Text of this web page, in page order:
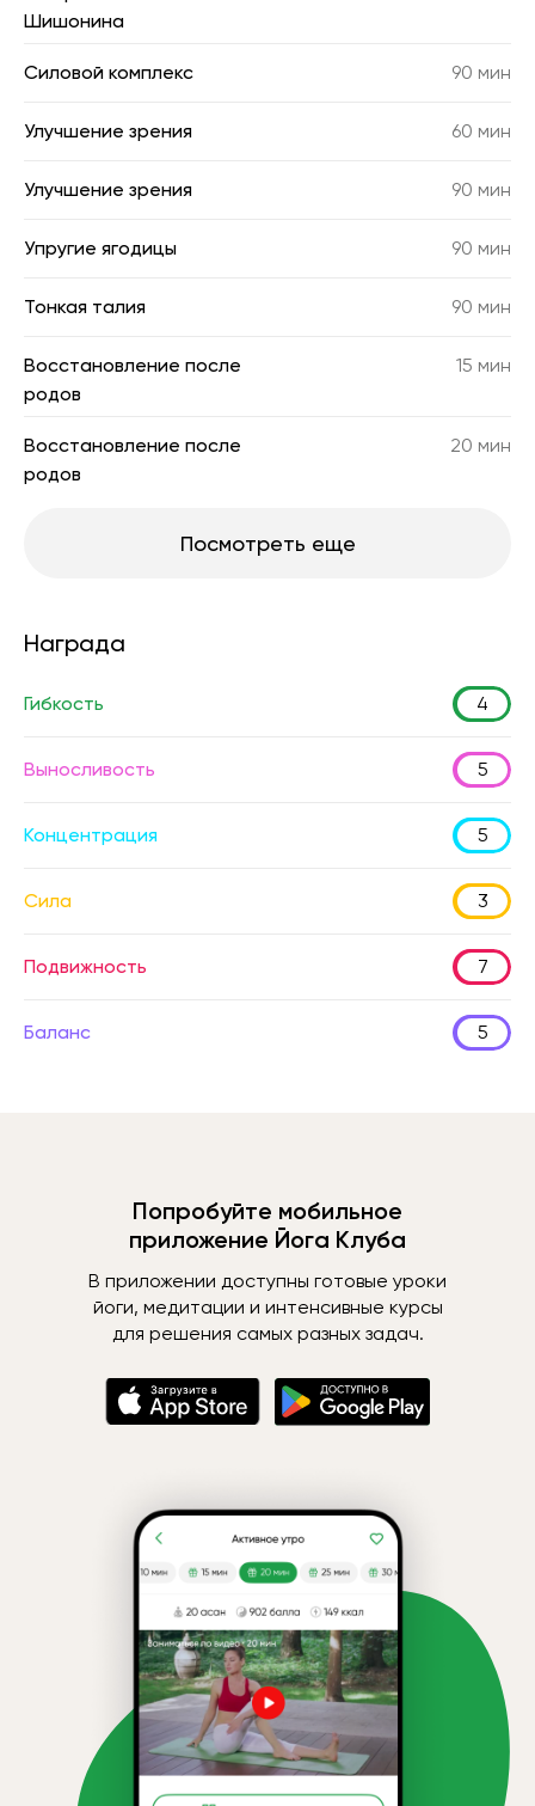
Шишонина
Силовой комплекс 90 мин
Улучшение зрения 60 мин
Улучшение зрения 90 мин
Упругие ягодицы 90 мин
Тонкая талия 90 мин
Восстановление после
родов
15 мин
Восстановление после
родов
20 мин
Посмотреть еще
Награда
Гибкость 4
Выносливость 5
Концентрация 5
Сила 3
Подвижность 7
Баланс 5
Попробуйте мобильное
приложение Йога Клуба
В приложении доступны готовые уроки
йоги, медитации и интенсивные курсы
для решения самых разных задач.